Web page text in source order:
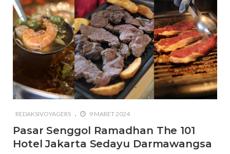
REDAKSIVOYAGERS 9 MARET 2024
Pasar Senggol Ramadhan The 101
Hotel Jakarta Sedayu Darmawangsa